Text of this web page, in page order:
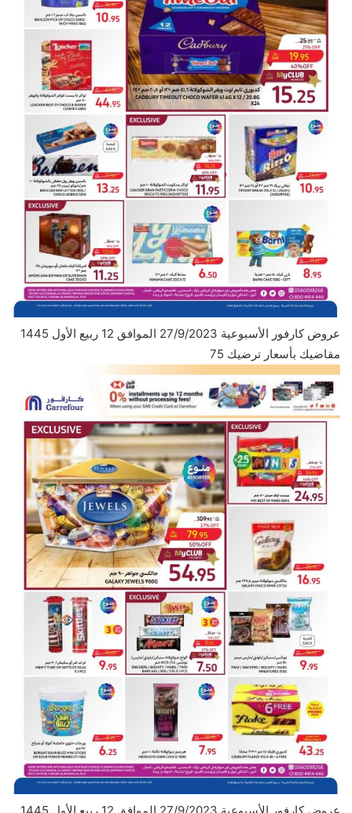
عروض كارفور الأسبوعية 27/9/2023 الموافق 12 ربيع الأول 1445
مقاضيك بأسعار ترضيك 75